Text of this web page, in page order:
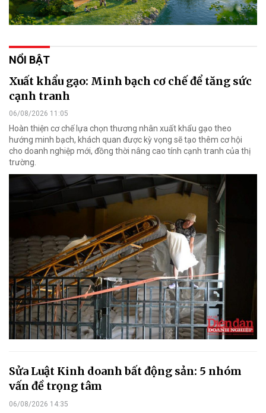
NỔI BẬT
Xuất khẩu gạo: Minh bạch cơ chế để tăng sức
cạnh tranh
06/08/2026 11:05
Hoàn thiện cơ chế lựa chọn thương nhân xuất khẩu gạo theo
hướng minh bạch, khách quan được kỳ vọng sẽ tạo thêm cơ hội
cho doanh nghiệp mới, đồng thời nâng cao tính cạnh tranh của thị
trường.
Sửa Luật Kinh doanh bất động sản: 5 nhóm
vấn đề trọng tâm
06/08/2026 14:35